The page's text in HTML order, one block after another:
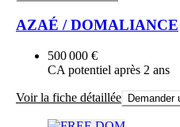
AZAÉ / DOMALIANCE
500 000 €
CA potentiel après 2 ans
Voir la fiche détaillée Demander